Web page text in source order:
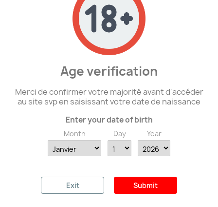
Repro De Badge Assault...
PROMO !
-2,00 €
PROMO !
Age verification
Merci de confirmer votre majorité avant d'accéder
au site svp en saisissant votre date de naissance
Enter your date of birth
Month Day Year
Exit Submit